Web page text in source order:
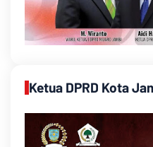
Ketua DPRD Kota